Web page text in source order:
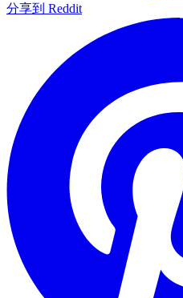
分享到 Reddit